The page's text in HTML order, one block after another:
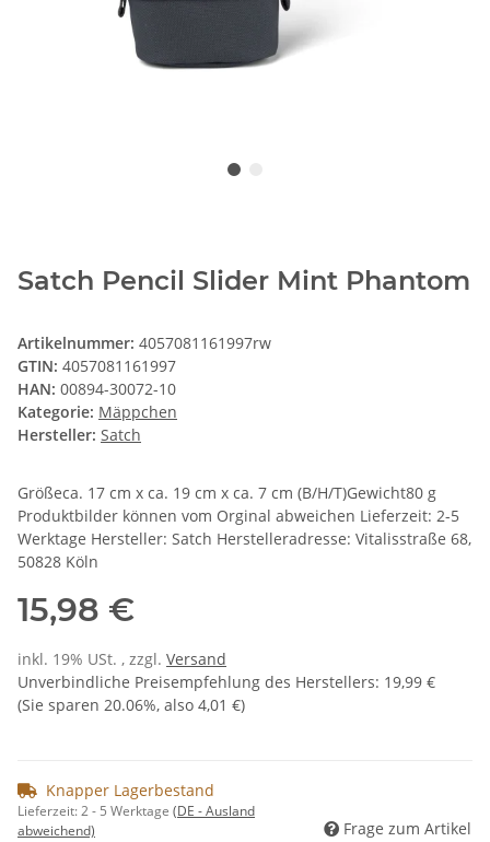
Satch Pencil Slider Mint Phantom
Artikelnummer: 4057081161997rw
GTIN: 4057081161997
HAN: 00894-30072-10
Kategorie: Mäppchen
Hersteller: Satch
Größeca. 17 cm x ca. 19 cm x ca. 7 cm (B/H/T)Gewicht80 g
Produktbilder können vom Orginal abweichen Lieferzeit: 2-5
Werktage Hersteller: Satch Herstelleradresse: Vitalisstraße 68,
50828 Köln
15,98 €
inkl. 19% USt. , zzgl. Versand
Unverbindliche Preisempfehlung des Herstellers: 19,99 €
(Sie sparen 20.06%, also 4,01 €)
Knapper Lagerbestand
Lieferzeit:2 - 5 Werktage (DE - Ausland
abweichend)
Frage zum Artikel